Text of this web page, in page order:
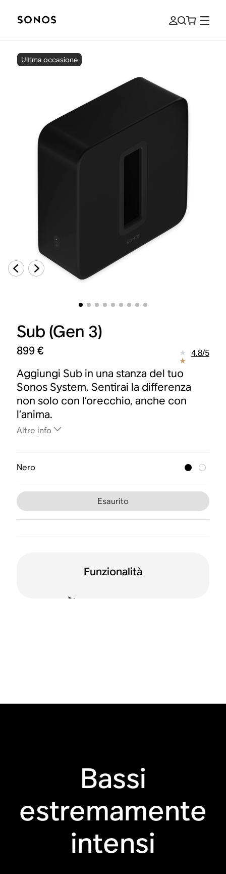
Ultima occasione
Sub (Gen 3)
899 € 4.8/5
Aggiungi Sub in una stanza del tuo
Sonos System. Sentirai la differenza
non solo con l’orecchio, anche con
l’anima.
Altre info
Nero
Esaurito
Funzionalità
Bassi
estremamente
intensi